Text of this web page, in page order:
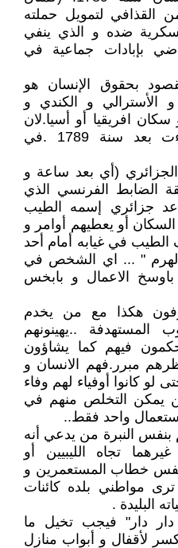
القذافي لتمويل حملته
ضده و الذي ينفي
بإبادات جماعية في
بحقوق الإنسان هو
الأسترالي و الكندي و
افريقيا أو أسيا.لان
احداث الفيلم الجزائري جاءت بعد سنة 1789 .في
من الفيلم الجزائري (أي بعد ساعة و
الضابط الفرنسي الذي
جزائري إسمه الطيب
السكان أو يعطيهم أوامر و
الطيب في غيابه أمام أحد
الهرم " ... اي الشخص في
باوسخ الاعمال و بابخس
هكذا مع من يخدم
..يهينونهم
فيهم كما يشاؤون
مبرر.فهم الانسان و
لو كانوا أوفياء لهم وفاء
يمكن التخلص منهم في
واحد فقط..
بنفس النبرة من يدعي أنه
تجاه الليبيين أو
نفس خطاب المستعمرين و
مواطني بلده كائنات
البليدة .
دار" فيجب تخيل ما
لأقفال و أبواب منازل